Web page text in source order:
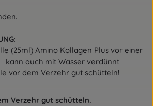
(25ml) Amino Kollagen Plus vor einer
kann auch mit Wasser verdünnt
vor dem Verzehr gut schütteln!
Verzehr gut schütteln.